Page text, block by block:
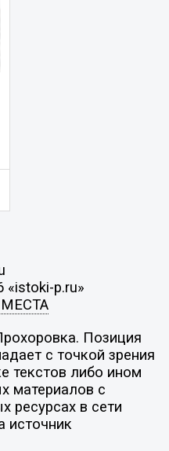
«istoki-p.ru»
Позиция
с точкой зрения
текстов либо ином
материалов с
ресурсах в сети
источник